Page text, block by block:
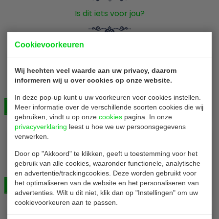
Cookievoorkeuren
Wij hechten veel waarde aan uw privacy, daarom
informeren wij u over cookies op onze website.
In deze pop-up kunt u uw voorkeuren voor cookies instellen.
Meer informatie over de verschillende soorten cookies die wij
gebruiken, vindt u op onze cookies pagina. In onze
privacyverklaring leest u hoe we uw persoonsgegevens
verwerken.
Door op "Akkoord" te klikken, geeft u toestemming voor het
gebruik van alle cookies, waaronder functionele, analytische
en advertentie/trackingcookies. Deze worden gebruikt voor
het optimaliseren van de website en het personaliseren van
advertenties. Wilt u dit niet, klik dan op "Instellingen" om uw
cookievoorkeuren aan te passen.
Is dit iets voor jou?
Zacht als stof
Conpax wegwerp tafelkleed
Wegwerp tafelkleed | donkerblauw | 25 x 1.18 meter | 4
rollen
€ 127,00 Bekijken
Conpax P16288
Tafelkleed | op rol | creme | airlaid | 20 x 1,2 meter | 2
rollen
€ 70,00 Bekijken